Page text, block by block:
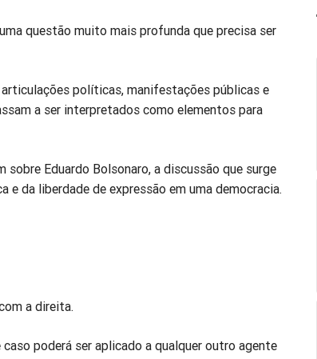
questão muito mais profunda que precisa ser
políticas, manifestações públicas e
a ser interpretados como elementos para
Eduardo Bolsonaro, a discussão que surge
da liberdade de expressão em uma democracia.
a direita.
poderá ser aplicado a qualquer outro agente